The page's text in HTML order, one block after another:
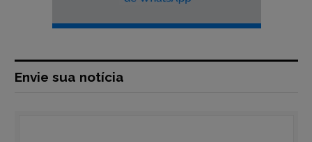
Envie sua notícia